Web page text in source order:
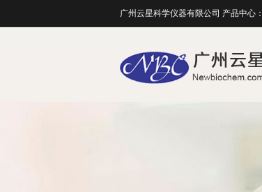
广州云星科学仪器有限公司 产品中心：